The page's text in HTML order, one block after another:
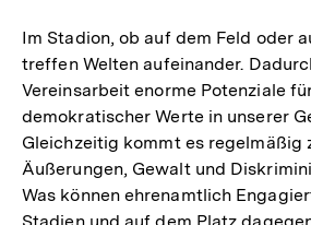
Im Stadion, ob auf dem Feld oder
treffen Welten aufeinander.
Vereinsarbeit enorme Potenziale
demokratischer Werte in unserer
Gleichzeitig kommt es regelmäßig
Äußerungen, Gewalt und
Was können ehrenamtlich